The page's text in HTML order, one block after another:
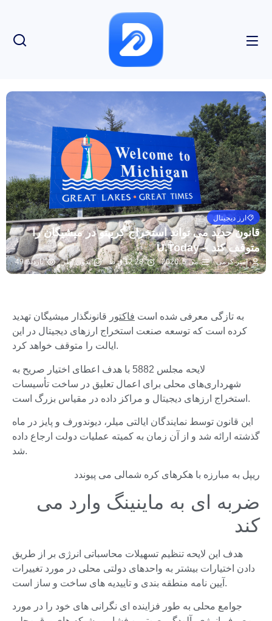
ارز دیجیتال
قانون جدید می تواند استخراج کریپتو در میشیگان را
متوقف کند – U.Today
امیر کرمی می 5, 2026 12:28 ق.ظ بدون نظر بازدید: 49
به تازگی معرفی شده است فاکتور قانونگذار میشیگان تهدید
کرده است که توسعه صنعت استخراج ارزهای دیجیتال در این
ایالت را متوقف خواهد کرد.
لایحه مجلس 5882 با هدف اعطای اختیار صریح به
شهرداری‌های محلی برای اعمال تعلیق در ساخت تأسیسات
استخراج ارزهای دیجیتال و مراکز داده در مقیاس بزرگ است.
این قانون توسط نمایندگان ایالتی میلر، دیوندورف و پایز در ماه
گذشته ارائه شد و از آن زمان به کمیته عملیات دولت ارجاع داده
شد.
ریپل به مبارزه با هکرهای کره شمالی می پیوندد
ضربه ای به ماینینگ وارد می
کند
هدف این لایحه تنظیم تسهیلات محاسباتی انرژی بر از طریق
دادن اختیارات بیشتر به واحدهای دولتی محلی در مورد تغییرات
آیین نامه منطقه بندی و تاییدیه های ساخت و ساز است.
جوامع محلی به طور فزاینده ای نگرانی های خود را در مورد